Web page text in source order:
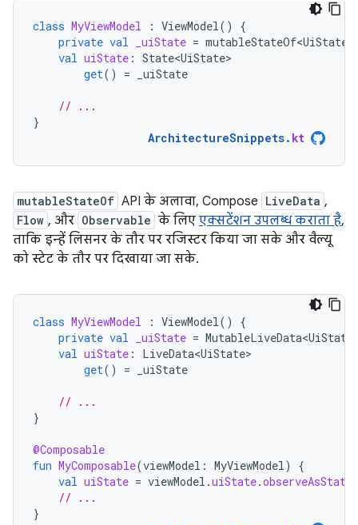
class MyViewModel : ViewModel ()
{
private val _uiState = mutableStateOf<UiState>
val uiState : State<UiState>
get() = _uiState
// ...
}
ArchitectureSnippets. kt
mutableStateOf API के अलावा, Compose LiveData ,
Flow , और Observable के लिए एक्सटेंशन उपलब्ध कराता है,
ताकि इन्हें लिसनर के तौर पर रजिस्टर किया जा सके और वैल्यू
को स्टेट के तौर पर दिखाया जा सके.
class MyViewModel : ViewModel ()
{
private val _uiState =
val uiState :
LiveData<UiState>
get() = _uiState
// ...
}
@Composable
fun MyComposable(viewModel : MyViewModel )
{
val uiState = viewModel .uiState.observeAsState
// ...
}